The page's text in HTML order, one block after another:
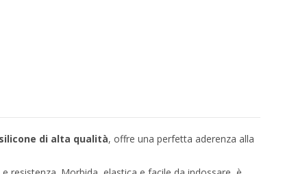
di alta qualità, offre una perfetta aderenza alla